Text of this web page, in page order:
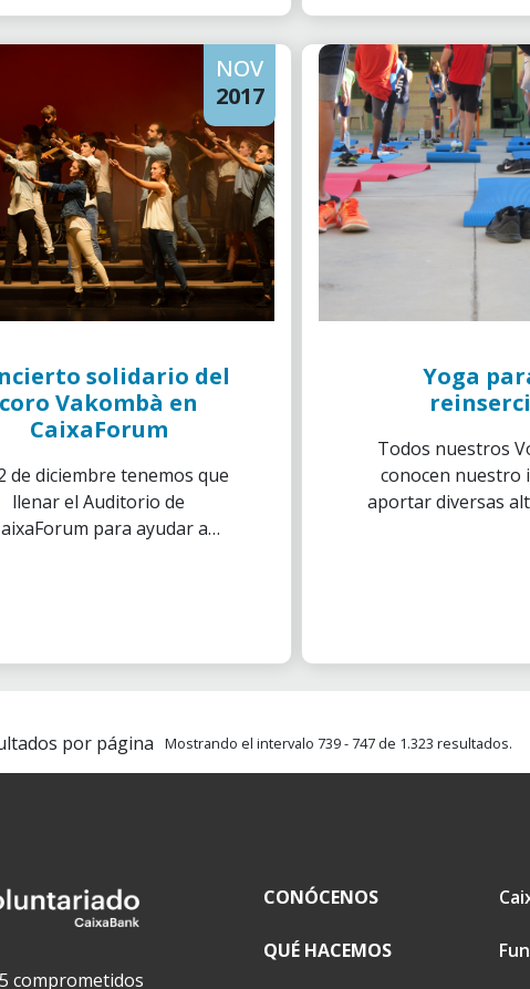
NOV
2017
solidario del
coro Vakombà en
CaixaForum
de diciembre tenemos que
llenar el Auditorio de
para ayudar a
Yoga
Todos nuestros
conocen nuestro
aportar diversas
por página Mostrando el intervalo 739 - 747 de 1.323 resultados.
comprometidos
CONÓCENOS
QUÉ HACEMOS